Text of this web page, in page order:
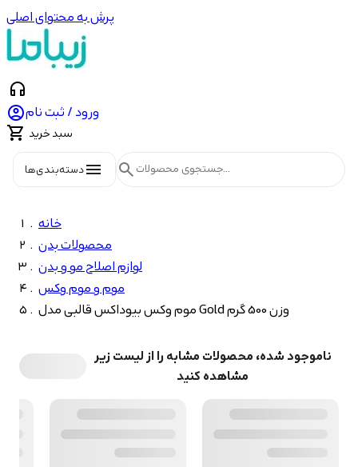
پرش به محتوای اصلی
headphones
ورود / ثبت نام
 سبد خرید
menuدسته‌بندی‌ها search
خانه
محصولات بدن
لوازم اصلاح مو و بدن
موم و موم وکس
موم وکس بیوداکس قالبی مدل Gold وزن 500 گرم
ناموجود شده، محصولات مشابه را از لیست زیر
مشاهده کنید